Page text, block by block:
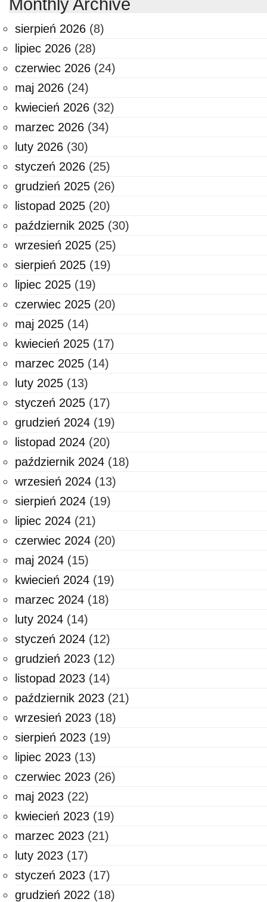
Monthly Archive
sierpień 2026 (8)
lipiec 2026 (28)
czerwiec 2026 (24)
maj 2026 (24)
kwiecień 2026 (32)
marzec 2026 (34)
luty 2026 (30)
styczeń 2026 (25)
grudzień 2025 (26)
listopad 2025 (20)
październik 2025 (30)
wrzesień 2025 (25)
sierpień 2025 (19)
lipiec 2025 (19)
czerwiec 2025 (20)
maj 2025 (14)
kwiecień 2025 (17)
marzec 2025 (14)
luty 2025 (13)
styczeń 2025 (17)
grudzień 2024 (19)
listopad 2024 (20)
październik 2024 (18)
wrzesień 2024 (13)
sierpień 2024 (19)
lipiec 2024 (21)
czerwiec 2024 (20)
maj 2024 (15)
kwiecień 2024 (19)
marzec 2024 (18)
luty 2024 (14)
styczeń 2024 (12)
grudzień 2023 (12)
listopad 2023 (14)
październik 2023 (21)
wrzesień 2023 (18)
sierpień 2023 (19)
lipiec 2023 (13)
czerwiec 2023 (26)
maj 2023 (22)
kwiecień 2023 (19)
marzec 2023 (21)
luty 2023 (17)
styczeń 2023 (17)
grudzień 2022 (18)